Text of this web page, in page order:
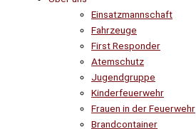
Einsatzmannschaft
Fahrzeuge
First Responder
Atemschutz
Jugendgruppe
Kinderfeuerwehr
Frauen in der Feuerwehr
Brandcontainer